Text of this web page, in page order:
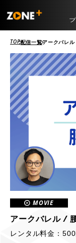
TOP配信一覧アークバレ
MOVIE
アークバレル /
レンタル料金：500